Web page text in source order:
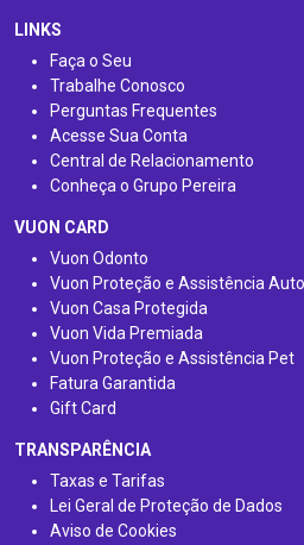
LINKS
Faça o Seu
Trabalhe Conosco
Perguntas Frequentes
Acesse Sua Conta
Central de Relacionamento
Conheça o Grupo Pereira
VUON CARD
Vuon Odonto
Vuon Proteção e Assistência
Vuon Casa Protegida
Vuon Vida Premiada
Vuon Proteção e Assistência Pet
Fatura Garantida
Gift Card
TRANSPARÊNCIA
Taxas e Tarifas
Lei Geral de Proteção de Dados
Aviso de Cookies